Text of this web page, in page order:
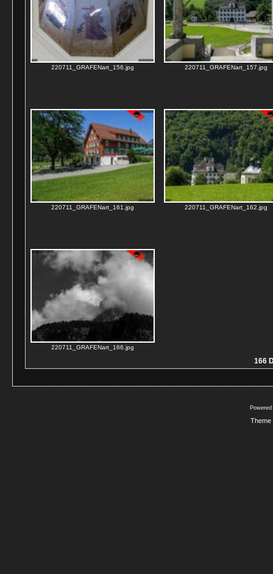
220711_GRAFENart_156.jpg 220711_GRAFENart_157.jpg
220711_GRAFENart_161.jpg 220711_GRAFENart_162.jpg
220711_GRAFENart_166.jpg
166
Theme